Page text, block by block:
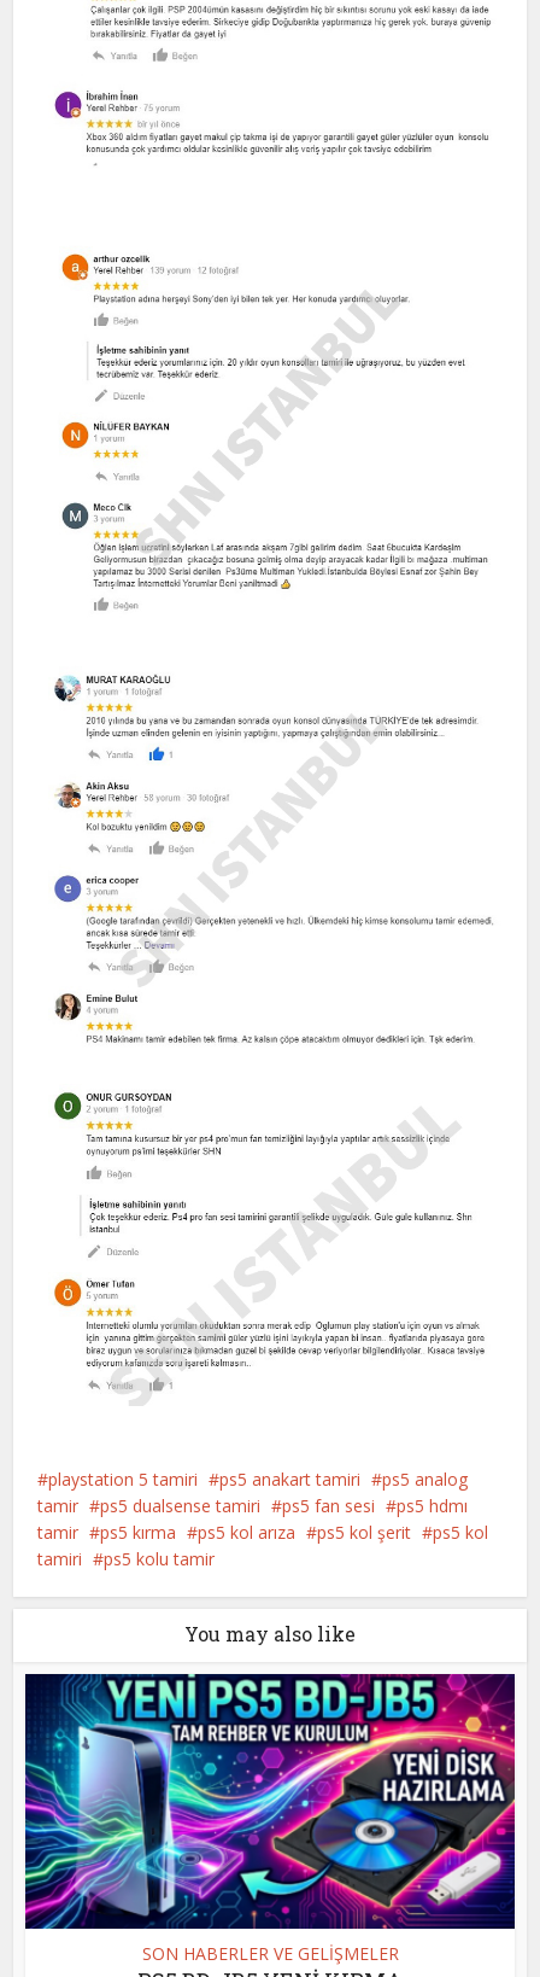
playstation 5 tamiri ps5 anakart tamiri
ps5 analog
tamir
ps5 dualsense tamiri ps5 fan sesi
ps5 hdmı
tamir
ps5 kırma ps5 kol arıza ps5 kol şerit
ps5 kol
tamiri
ps5 kolu tamir
You may also like
SON HABERLER VE GELİŞMELER